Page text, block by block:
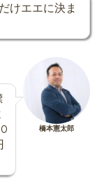
けエエに決ま
橋本憲太郎